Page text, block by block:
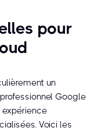
pour
un
Google
expérience
Voici les